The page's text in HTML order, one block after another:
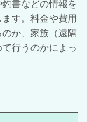
書などの情報を
す。料金や費用
か、家族（遠隔
行うのかによっ